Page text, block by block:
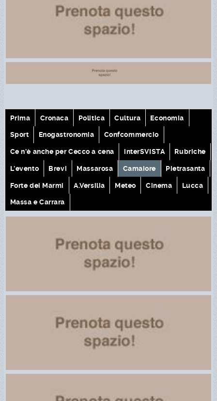
Prima Cronaca Politica Cultura Economia
Sport Enogastronomia Confcommercio
Ce n'è anche per Cecco a cena interSVISTA Rubriche
L'evento Brevi Massarosa Camaiore Pietrasanta
Forte dei Marmi A.Versilia Meteo Cinema Lucca
Massa e Carrara